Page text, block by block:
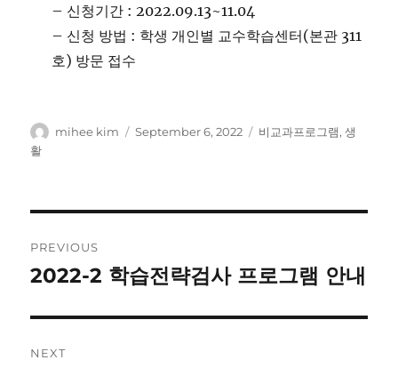
– 신청기간 : 2022.09.13~11.04
– 신청 방법 : 학생 개인별 교수학습센터(본관 311
호) 방문 접수
Author
mihee kim
Posted
September 6, 2022 Categories
비교과프로그램,생
활
navigation
PREVIOUS
Previous
2022-2 학습전략검사 프로그램 안내
NEXT